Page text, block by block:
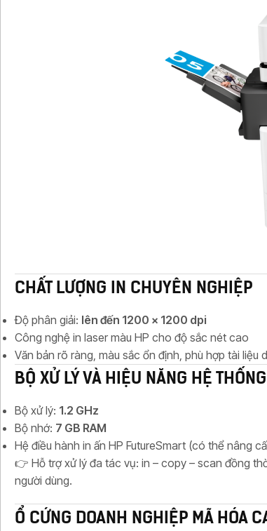
CHẤT LƯỢNG IN CHUYÊN NGHIỆP
Độ phân giải: lên đến 1200 x 1200 dpi
Công nghệ in laser màu HP cho độ sắc nét cao
Văn bản rõ ràng, màu sắc ổn định, phù hợp tài
BỘ XỬ LÝ VÀ HIỆU NĂNG HỆ THỐNG
Bộ xử lý: 1.2 GHz
Bộ nhớ: 7 GB RAM
Hệ điều hành in ấn HP FutureSmart (có thể nâng
👉 Hỗ trợ xử lý đa tác vụ: in – copy – scan đồng
người dùng.
Ổ CỨNG DOANH NGHIỆP MÃ HÓA